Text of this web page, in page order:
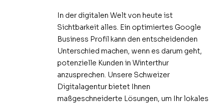
In der digitalen Welt von heute ist
Sichtbarkeit alles. Ein optimiertes Google
Business Profil kann den entscheidenden
Unterschied machen, wenn es darum geht,
potenzielle Kunden in Winterthur
anzusprechen. Unsere Schweizer
Digitalagentur bietet Ihnen
maßgeschneiderte Lösungen, um Ihr lokales